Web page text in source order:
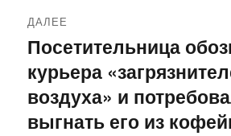
ДАЛЕЕ
Следующая
запись:
Посетительница
курьера
воздуха» и
выгнать его из